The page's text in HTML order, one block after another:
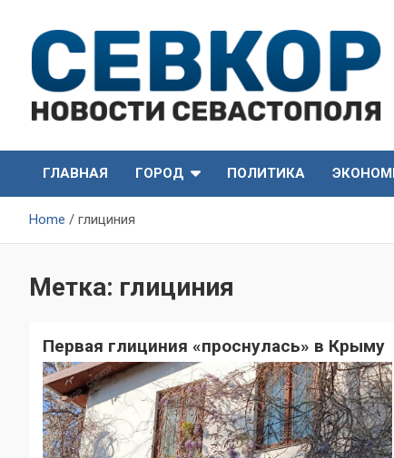
content
СевКор — Новости
Севастополя
Севастополя
ГЛАВНАЯ
ГОРОД ПОЛИТИКА
Home глициния
Метка: глициния
Первая глициния «проснулась» в Крыму